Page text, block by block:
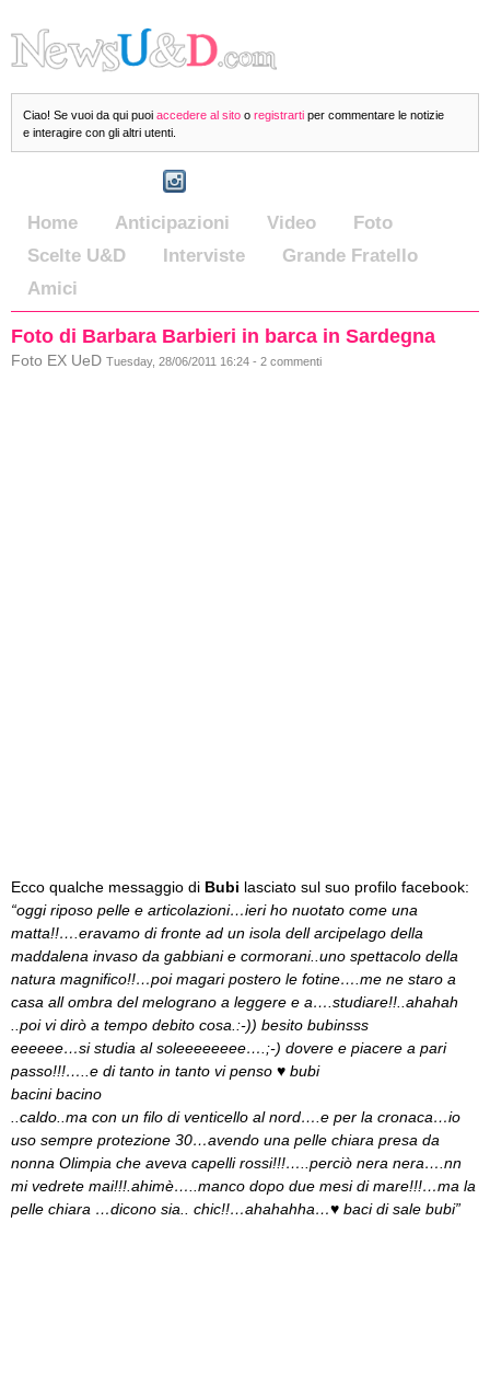
Ciao! Se vuoi da qui puoi accedere al sito o registrarti per commentare le notizie
e interagire con gli altri utenti.
Home Anticipazioni Video
Foto
Scelte U&D
Interviste
Grande Fratello
Amici
Foto di Barbara Barbieri in barca in Sardegna
Foto EX UeD Tuesday, 28/06/2011 16:24 - 2 commenti
Ecco qualche messaggio di Bubi lasciato sul suo profilo facebook:
“oggi riposo pelle e articolazioni…ieri ho nuotato come una
matta!!….eravamo di fronte ad un isola dell arcipelago della
maddalena invaso da gabbiani e cormorani..uno spettacolo della
natura magnifico!!…poi magari postero le fotine….me ne staro a
casa all ombra del melograno a leggere e a….studiare!!..ahahah
..poi vi dirò a tempo debito cosa.:-)) besito bubinsss
eeeeee…si studia al soleeeeeeee….;-) dovere e piacere a pari
passo!!!…..e di tanto in tanto vi penso ♥ bubi
bacini bacino
..caldo..ma con un filo di venticello al nord….e per la cronaca…io
uso sempre protezione 30…avendo una pelle chiara presa da
nonna Olimpia che aveva capelli rossi!!!…..perciò nera nera….nn
mi vedrete mai!!!.ahimè…..manco dopo due mesi di mare!!!…ma la
pelle chiara …dicono sia.. chic!!…ahahahha…♥ baci di sale bubi”